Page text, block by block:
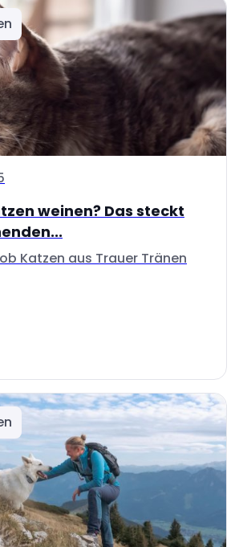
weinen? Das steckt
Katzen aus Trauer Tränen